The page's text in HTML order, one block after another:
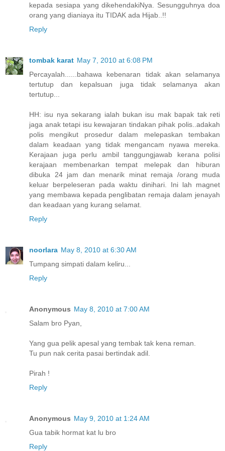
kepada sesiapa yang dikehendakiNya. Sesungguhnya doa
orang yang dianiaya itu TIDAK ada Hijab..!!
Reply
tombak karat May 7, 2010 at 6:08 PM
Percayalah......bahawa kebenaran tidak akan selamanya
tertutup dan kepalsuan juga tidak selamanya akan
tertutup...
HH: isu nya sekarang ialah bukan isu mak bapak tak reti
jaga anak tetapi isu kewajaran tindakan pihak polis..adakah
polis mengikut prosedur dalam melepaskan tembakan
dalam keadaan yang tidak mengancam nyawa mereka.
Kerajaan juga perlu ambil tanggungjawab kerana polisi
kerajaan membenarkan tempat melepak dan hiburan
dibuka 24 jam dan menarik minat remaja /orang muda
keluar berpeleseran pada waktu dinihari. Ini lah magnet
yang membawa kepada penglibatan remaja dalam jenayah
dan keadaan yang kurang selamat.
Reply
noorlara May 8, 2010 at 6:30 AM
Tumpang simpati dalam keliru...
Reply
Anonymous May 8, 2010 at 7:00 AM
Salam bro Pyan,
Yang gua pelik apesal yang tembak tak kena reman.
Tu pun nak cerita pasai bertindak adil.
Pirah !
Reply
Anonymous May 9, 2010 at 1:24 AM
Gua tabik hormat kat lu bro
Reply